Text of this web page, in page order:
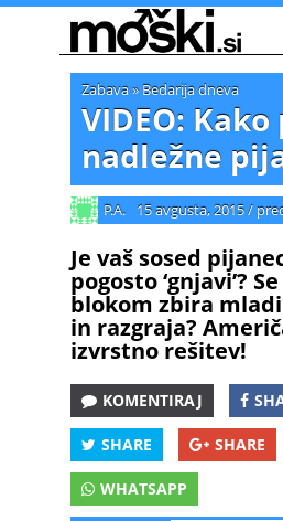
Zabava» Bedarija dneva
VIDEO:
nadležne
P.A. 15 avgusta, 2015/
Je vaš sosed
pogosto ‘gnjavi’?
blokom zbira
in razgraja?
izvrstno rešitev!
KOMENTIRAJ
SHARE SHARE
WHATSAPP